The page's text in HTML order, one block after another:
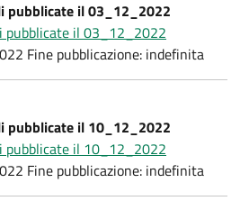
pubblicate il 03_12_2022
pubblicate il 03_12_2022
Fine pubblicazione: indefinita
pubblicate il 10_12_2022
pubblicate il 10_12_2022
Fine pubblicazione: indefinita